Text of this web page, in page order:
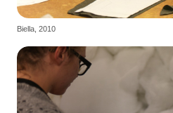
Biella, 2010